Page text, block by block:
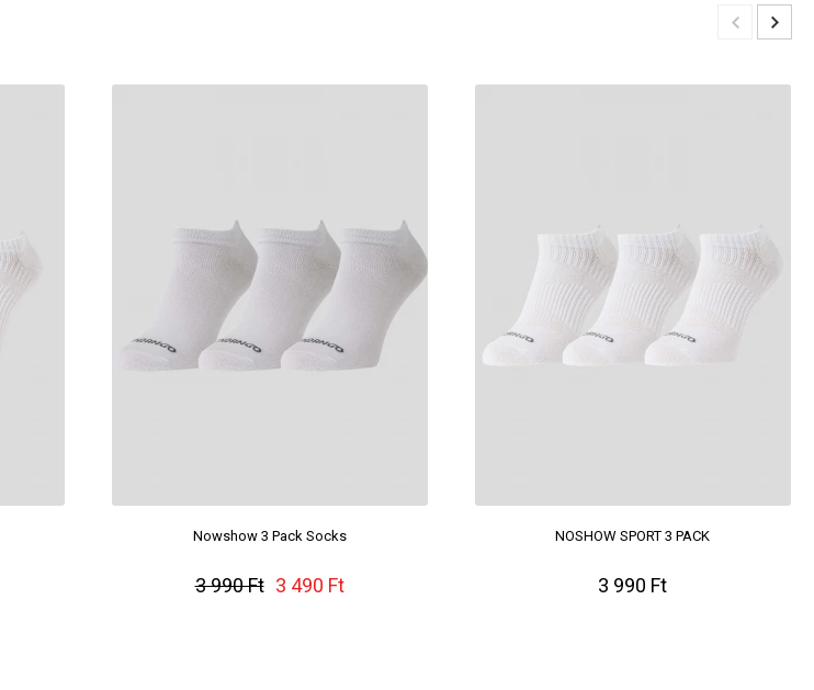
Nowshow 3 Pack Socks
3 990 Ft 3 490 Ft
NOSHOW SPORT 3 PACK
3 990 Ft